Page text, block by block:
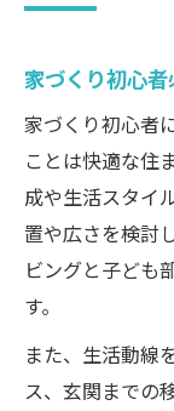
家づくり初心
家づくり初心者
ことは快適な住
成や生活スタイ
置や広さを検討
ビングと子ども
す。
また、生活動線
ス、玄関までの